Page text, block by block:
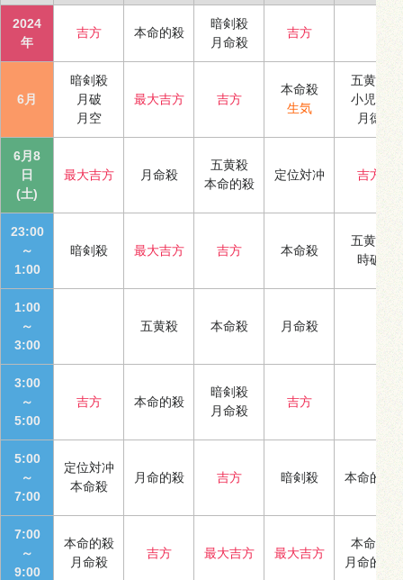
2024
年
吉方 本命的殺
暗剣殺
月命殺
吉方
6月
暗剣殺
月破
月空
最大吉方 吉方
本命殺
生気
五黄殺
小児殺
月徳
6月8
日
(土)
最大吉方 月命殺
五黄殺
本命的殺
定位対冲 吉方
23:00
～
1:00
暗剣殺 最大吉方 吉方 本命殺
五黄殺
時破
1:00
～
3:00
五黄殺 本命殺 月命殺
3:00
～
5:00
吉方 本命的殺
暗剣殺
月命殺
吉方
5:00
～
7:00
定位対冲
本命殺
月命的殺 吉方 暗剣殺 本命的殺
7:00
～
9:00
本命的殺
月命殺
吉方 最大吉方 最大吉方
本命殺
月命的殺